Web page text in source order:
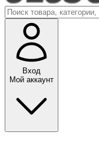
Вход
Мой аккаунт